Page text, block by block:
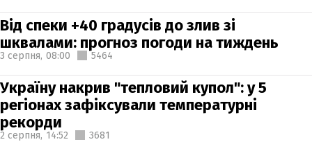
Від спеки +40 градусів до злив зі
шквалами: прогноз погоди на тиждень
3 серпня, 08:00 5464
Україну накрив "тепловий купол": у 5
регіонах зафіксували температурні
рекорди
2 серпня, 14:52 3681